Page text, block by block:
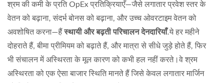
श्रम की कमी के प्रति OpEx प्रतिक्रियाएँ—जैसे लगातार प्रवेश स्तर के
वेतन को बढ़ाना, संदर्भ बोनस को बढ़ाना, और उच्च ओवरटाइम वेतन को
अवशोषित करना—हैंस्थायी और बढ़ती परिचालन देनदारियाँ.ये हर महीने
दोहराते हैं, बीमा प्रीमियम को बढ़ाते हैं, और मात्रा से सीधे जुड़े होते हैं, फिर
भी संचालन में अस्थिरता के मूल कारण को कभी हल नहीं करते।वे श्रम
अस्थिरता को एक ऐसा बाजार स्थिति मानते हैं जिसे केवल लगातार मार्जिन